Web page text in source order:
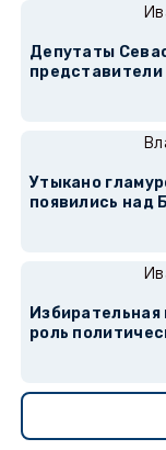
Депутаты
Утыкано
появились над
роль